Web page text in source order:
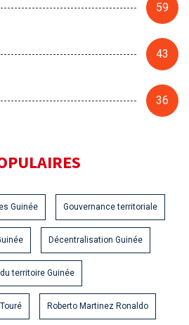
59
43
36
Guinée Gouvernance territoriale
Décentralisation Guinée
territoire Guinée
Roberto Martinez Ronaldo